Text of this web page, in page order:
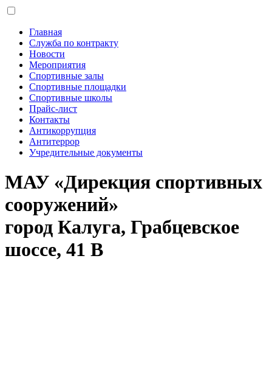
Главная
Служба по контракту
Новости
Мероприятия
Спортивные залы
Спортивные площадки
Спортивные школы
Прайс-лист
Контакты
Антикоррупция
Антитеррор
Учредительные документы
МАУ «Дирекция спортивных
сооружений»
город Калуга, Грабцевское
шоссе, 41 В